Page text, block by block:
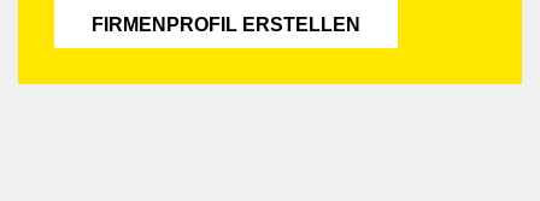
FIRMENPROFIL ERSTELLEN